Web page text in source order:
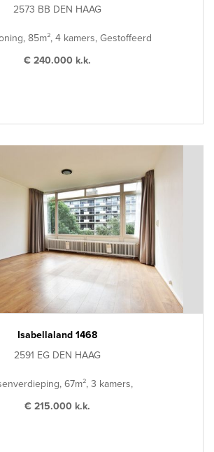
2573 BB DEN HAAG
85m², 4 kamers, Gestoffeerd
€ 240.000 k.k.
Isabellaland 1468
2591 EG DEN HAAG
67m², 3 kamers,
€ 215.000 k.k.